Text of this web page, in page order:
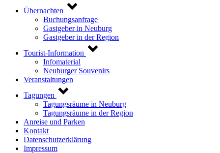
Übernachten
Buchungsanfrage
Gastgeber in Neuburg
Gastgeber in der Region
Tourist-Information
Infomaterial
Neuburger Souvenirs
Veranstaltungen
Tagungen
Tagungsräume in Neuburg
Tagungsräume in der Region
Anreise und Parken
Kontakt
Datenschutzerklärung
Impressum